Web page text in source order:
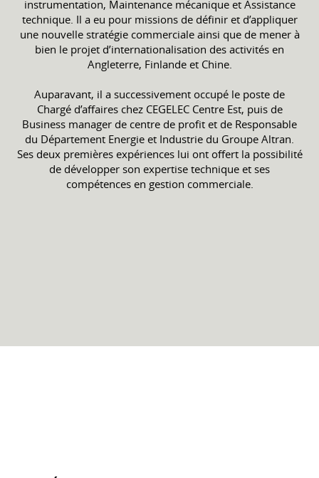
instrumentation, Maintenance mécanique et Assistance
technique. Il a eu pour missions de définir et d’appliquer
une nouvelle stratégie commerciale ainsi que de mener à
bien le projet d’internationalisation des activités en
Angleterre, Finlande et Chine.
Auparavant, il a successivement occupé le poste de
Chargé d’affaires chez CEGELEC Centre Est, puis de
Business manager de centre de profit et de Responsable
du Département Energie et Industrie du Groupe Altran.
Ses deux premières expériences lui ont offert la possibilité
de développer son expertise technique et ses
compétences en gestion commerciale.